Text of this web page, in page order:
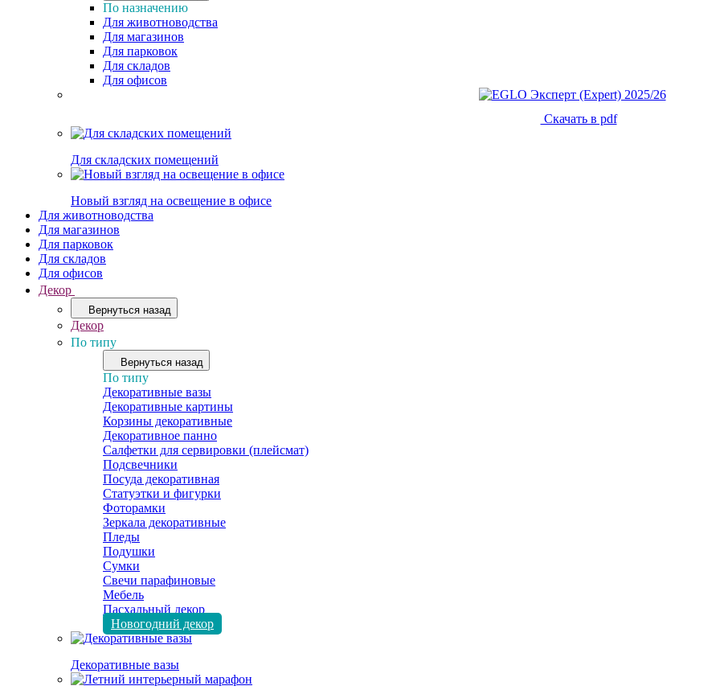
По назначению
Для животноводства
Для магазинов
Для парковок
Для складов
Для офисов
Скачать в pdf
Для складских помещений
Новый взгляд на освещение в офисе
Для животноводства
Для магазинов
Для парковок
Для складов
Для офисов
Декор
Вернуться назад
Декор
По типу
Вернуться назад
По типу
Декоративные вазы
Декоративные картины
Корзины декоративные
Декоративное панно
Салфетки для сервировки (плейсмат)
Подсвечники
Посуда декоративная
Статуэтки и фигурки
Фоторамки
Зеркала декоративные
Пледы
Подушки
Сумки
Свечи парафиновые
Мебель
Пасхальный декор
Новогодний декор
Декоративные вазы